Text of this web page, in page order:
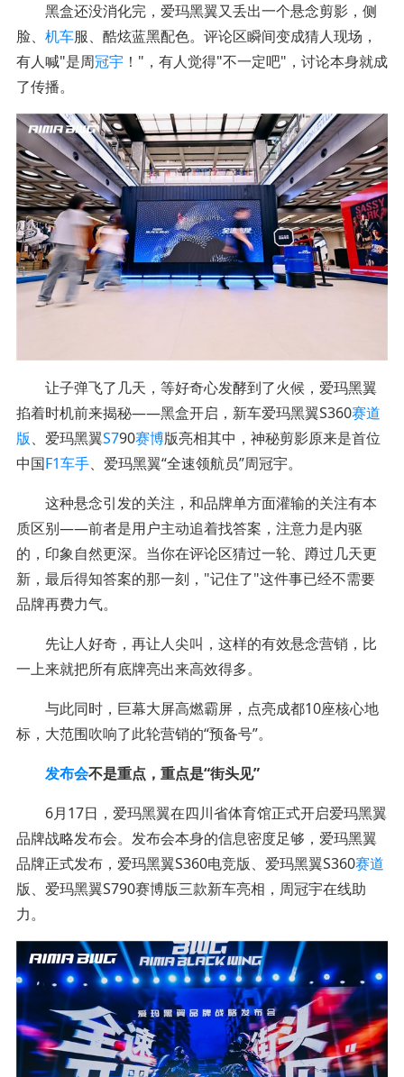
黑盒还没消化完，爱玛黑翼又丢出一个悬念剪影，侧
脸、 机车服、酷炫蓝黑配色。评论区瞬间变成猜人现场，
有人喊"是周冠宇！"，有人觉得"不一定吧"，讨论本身就成
了传播。
让子弹飞了几天，等好奇心发酵到了火候，爱玛黑翼
掐着时机前来揭秘——黑盒开启，新车爱玛黑翼S360赛道
版、爱玛黑翼S790赛博版亮相其中，神秘剪影原来是首位
中国F1车手、爱玛黑翼“全速领航员”周冠宇。
这种悬念引发的关注，和品牌单方面灌输的关注有本
质区别——前者是用户主动追着找答案，注意力是内驱
的，印象自然更深。当你在评论区猜过一轮、蹲过几天更
新，最后得知答案的那一刻，"记住了"这件事已经不需要
品牌再费力气。
先让人好奇，再让人尖叫，这样的有效悬念营销，比
一上来就把所有底牌亮出来高效得多。
与此同时，巨幕大屏高燃霸屏，点亮成都10座核心地
标，大范围吹响了此轮营销的“预备号”。
发布会不是重点，重点是“街头见”
6月17日，爱玛黑翼在四川省体育馆正式开启爱玛黑翼
品牌战略发布会。发布会本身的信息密度足够，爱玛黑翼
品牌正式发布，爱玛黑翼S360电竞版、爱玛黑翼S360赛道
版、爱玛黑翼S790赛博版三款新车亮相，周冠宇在线助
力。